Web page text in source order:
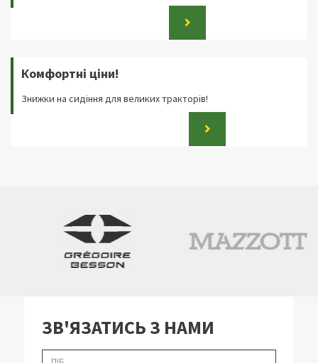
Комфортні ціни!
Знижки на сидіння для великих тракторів!
ЗВ'ЯЗАТИСЬ З НАМИ